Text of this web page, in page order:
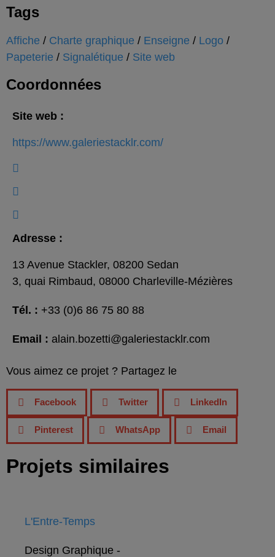
Tags
Affiche / Charte graphique / Enseigne / Logo /
Papeterie / Signalétique / Site web
Coordonnées
Site web :
https://www.galeriestacklr.com/
Adresse :
13 Avenue Stackler, 08200 Sedan
3, quai Rimbaud, 08000 Charleville-Mézières
Tél. : +33 (0)6 86 75 80 88
Email : alain.bozetti@galeriestacklr.com
Vous aimez ce projet ? Partagez le
Facebook Twitter LinkedIn
Pinterest WhatsApp Email
Projets similaires
L'Entre-Temps
Design Graphique -